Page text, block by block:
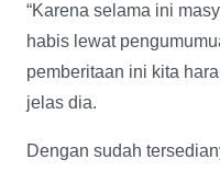
“Karena selama ini
habis lewat
pemberitaan ini kita
jelas dia.
Dengan sudah